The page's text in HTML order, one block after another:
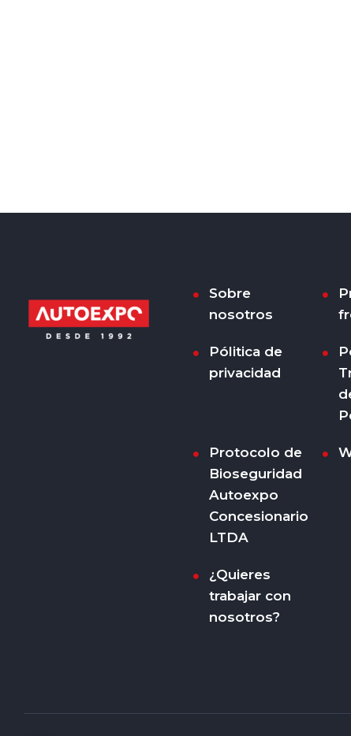
Sobre
nosotros
Pólitica de
privacidad
Protocolo de
Bioseguridad
Autoexpo
Concesionario
LTDA
¿Quieres
trabajar con
nosotros?